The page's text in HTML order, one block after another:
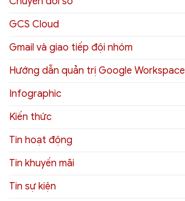
GCS Cloud
Gmail và giao tiếp đội nhóm
Hướng dẫn quản trị Google Workspace
Infographic
Kiến thức
Tin hoạt động
Tin khuyến mãi
Tin sự kiện